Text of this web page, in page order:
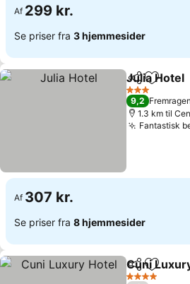
Af 299 kr.
Se priser fra 3 hjemmesider
Del Føj til
Julia Hotel
3 Stjerner
9,2
1.3 km til
Fantastisk
Af 307 kr.
Se priser fra 8 hjemmesider
Del Føj til
Cuni
4 Stjerner